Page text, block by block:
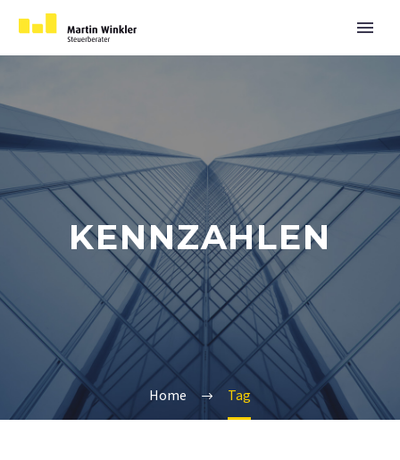
KENNZAHLEN
Home Tag